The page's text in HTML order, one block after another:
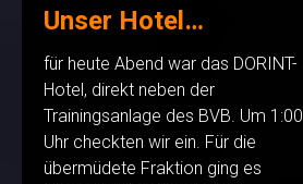
Unser Hotel…
für heute Abend war das DORINT-
Hotel, direkt neben der
Trainingsanlage des BVB. Um 1:00
Uhr checkten wir ein. Für die
übermüdete Fraktion ging es